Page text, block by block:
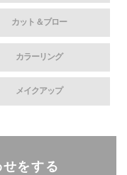
カット＆ブロー
カラーリング
メイクアップ
をする